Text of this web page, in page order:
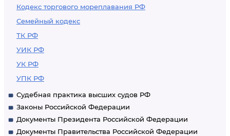
Кодекс торгового мореплавания РФ
Семейный кодекс
ТК РФ
УИК РФ
УК РФ
УПК РФ
Судебная практика высших судов РФ
Законы Российской Федерации
Документы Президента Российской Федерации
Документы Правительства Российской Федерации